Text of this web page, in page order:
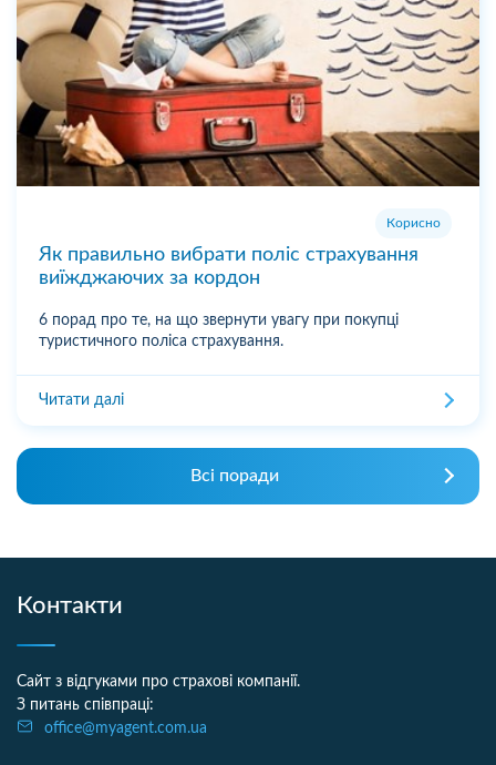
Корисно
Як правильно вибрати поліс страхування
виїжджаючих за кордон
6 порад про те, на що звернути увагу при покупці
туристичного поліса страхування.
Читати далі
Всі поради
Контакти
Сайт з відгуками про страхові компанії.
З питань співпраці:
office@myagent.com.ua